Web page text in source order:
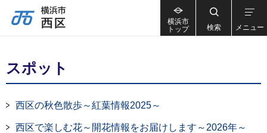
横浜市
トップ
検索 メニュー
スポット
西区の秋色散歩～紅葉情報2025～
西区で楽しむ花～開花情報をお届けします～2026年～